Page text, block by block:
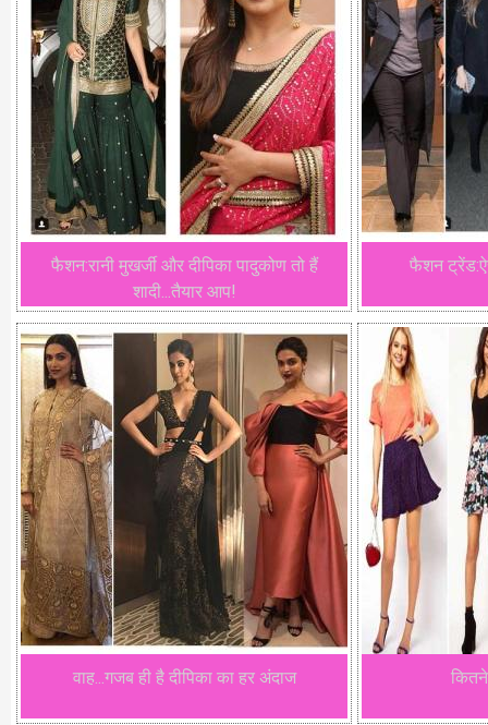
फैशन:रानी मुखर्जी और दीपिका पादुकोण तो हैं
शादी...तैयार आप!
फैशन
वाह...गजब ही है दीपिका का हर अंदाज